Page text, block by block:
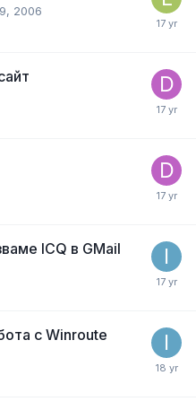
2006
ICQ в GMail
с Winroute